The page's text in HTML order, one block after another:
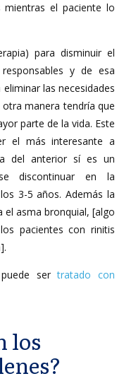
el paciente lo
para disminuir el
y de esa
las necesidades
manera tendría que
parte de la vida. Este
el más interesante a
del anterior sí es un
discontinuar en la
3-5 años. Además la
el asma bronquial, [algo
pacientes con rinitis
puede sertratado con
los